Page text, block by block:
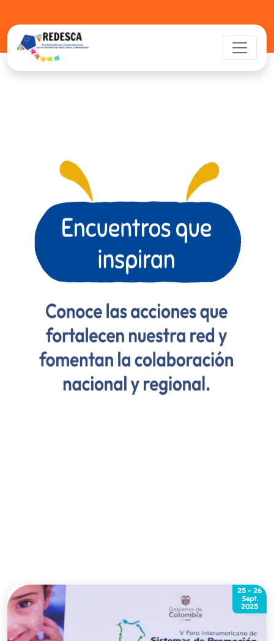
25 - 26
Sept.
2025